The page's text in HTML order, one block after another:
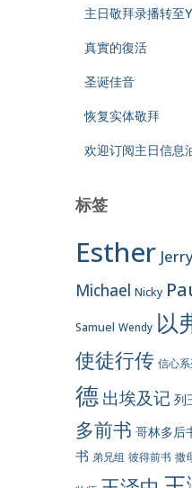
主日敬拜录播转至
真實的復活
圣诞佳音
恢复实体敬拜
欢迎订阅主日信息
标签
Esther
Michael Nicky
Samuel Wendy 以
使徒行传 信心
德 出埃及记 列
多前书 哥林多后
书 弟兄组 彼得前书 撒